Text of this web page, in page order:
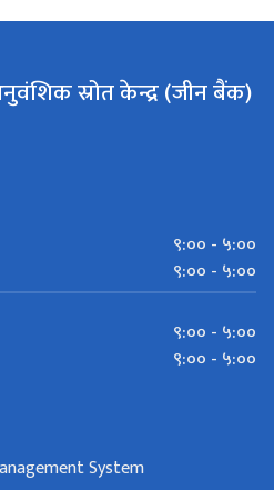
स्रोत केन्द्र (जीन बैंक)
९:०० - ५:००
९:०० - ५:००
९:०० - ५:००
९:०० - ५:००
System